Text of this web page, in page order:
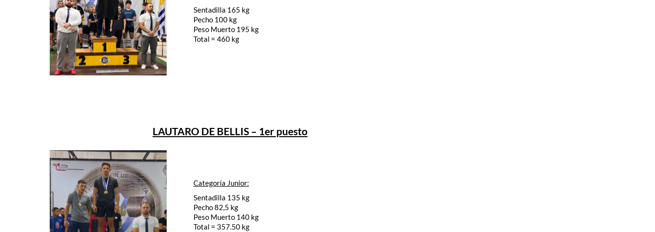
Sentadilla 165 kg
Pecho 100 kg
Peso Muerto 195 kg
Total = 460 kg
LAUTARO DE BELLIS – 1er puesto
Categoría Junior:
Sentadilla 135 kg
Pecho 82,5 kg
Peso Muerto 140 kg
Total = 357.50 kg